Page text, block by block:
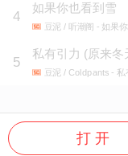
4
如果你也看到雪
豆泥 / 听潮阁 - 如果
5
私有引力 (原来冬
豆泥 / Coldpants - 私
打 开